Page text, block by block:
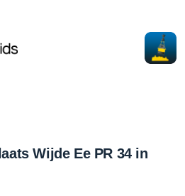
Wijde Ee PR 34 in